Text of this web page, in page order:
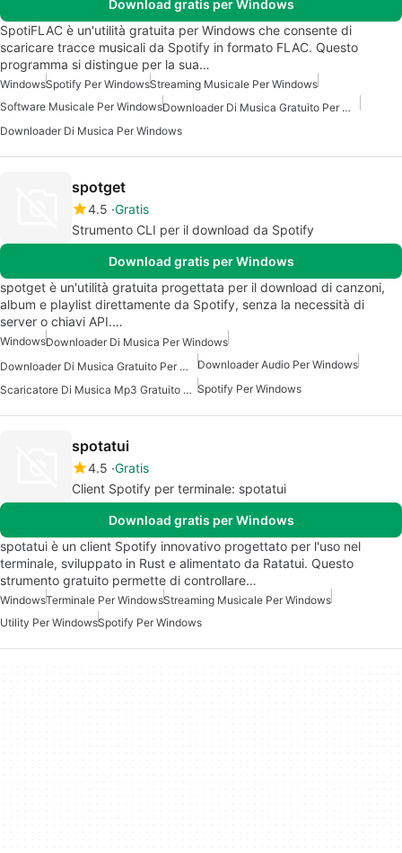
Download gratis per Windows
SpotiFLAC è un'utilità gratuita per Windows che consente di
scaricare tracce musicali da Spotify in formato FLAC. Questo
programma si distingue per la sua…
WindowsSpotify Per WindowsStreaming Musicale Per Windows
Software Musicale Per Windows
Downloader Di Musica Gratuito Per Windows
Downloader Di Musica Per Windows
spotget
4.5 Gratis
Strumento CLI per il download da Spotify
Download gratis per Windows
spotget è un'utilità gratuita progettata per il download di canzoni,
album e playlist direttamente da Spotify, senza la necessità di
server o chiavi API.…
WindowsDownloader Di Musica Per Windows
Downloader Di Musica Gratuito Per Windows
Downloader Audio Per Windows
Scaricatore Di Musica Mp3 Gratuito Per Windows Spotify Per Windows
spotatui
4.5 Gratis
Client Spotify per terminale: spotatui
Download gratis per Windows
spotatui è un client Spotify innovativo progettato per l'uso nel
terminale, sviluppato in Rust e alimentato da Ratatui. Questo
strumento gratuito permette di controllare…
WindowsTerminale Per WindowsStreaming Musicale Per Windows
Utility Per WindowsSpotify Per Windows